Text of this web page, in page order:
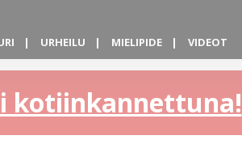
URHEILU MIELIPIDE VIDEOT
kotiinkannettuna!